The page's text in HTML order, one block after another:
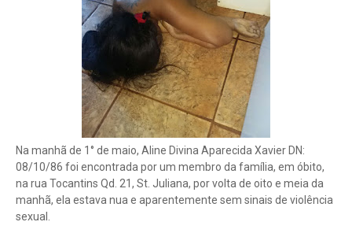
Na manhã de 1° de maio, Aline Divina Aparecida Xavier DN:
08/10/86 foi encontrada por um membro da família, em óbito,
na rua Tocantins Qd. 21, St. Juliana, por volta de oito e meia da
manhã, ela estava nua e aparentemente sem sinais de violência
sexual.